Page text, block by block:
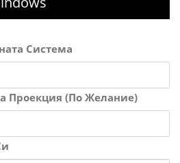
Система
Проекция (По Желание)